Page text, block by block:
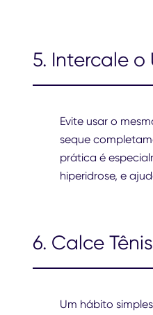
5. Intercale o
Evite usar o
seque
prática é
hiperidrose, e
6. Calce
Um hábito